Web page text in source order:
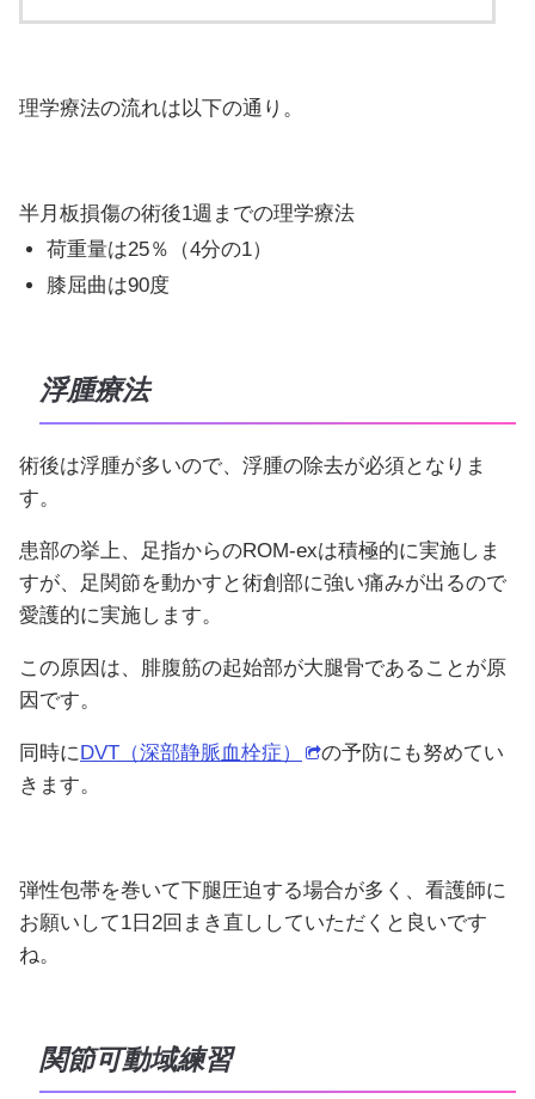
理学療法の流れは以下の通り。
半月板損傷の術後1週までの理学療法
荷重量は25％（4分の1）
膝屈曲は90度
浮腫療法
術後は浮腫が多いので、浮腫の除去が必須となりま
す。
患部の挙上、足指からのROM-exは積極的に実施しま
すが、足関節を動かすと術創部に強い痛みが出るので
愛護的に実施します。
この原因は、腓腹筋の起始部が大腿骨であることが原
因です。
同時にDVT（深部静脈血栓症）
の予防にも努めてい
きます。
弾性包帯を巻いて下腿圧迫する場合が多く、看護師に
お願いして1日2回まき直ししていただくと良いです
ね。
関節可動域練習